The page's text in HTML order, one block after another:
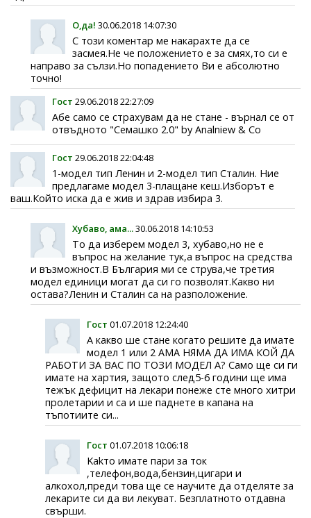
О,да! 30.06.2018 14:07:30
С този коментар ме накарахте да се
засмея.Не че положението е за смях,то си е
направо за сълзи.Но попадението Ви е абсолютно
точно!
Гост 29.06.2018 22:27:09
Абе само се страхувам да не стане - върнал се от
отвъдното "Семашко 2.0" by Analniew & Co
Гост 29.06.2018 22:04:48
1-модел тип Ленин и 2-модел тип Сталин. Ние
предлагаме модел 3-плащане кеш.Изборът е
ваш.Който иска да е жив и здрав избира 3.
Хубаво, ама...30.06.2018 14:10:53
То да изберем модел 3, хубаво,но не е
въпрос на желание тук,а въпрос на средства
и възможност.В България ми се струва,че третия
модел единици могат да си го позволят.Какво ни
остава?Ленин и Сталин са на разположение.
Гост 01.07.2018 12:24:40
А какво ше стане когато решите да имате
модел 1 или 2 АМА НЯМА ДА ИМА КОЙ ДА
РАБОТИ ЗА ВАС ПО ТОЗИ МОДЕЛ А? Само ще си ги
имате на хартия, защото след5-6 години ще има
тежък дефицит на лекари понеже сте много хитри
пролетарии и са и ше паднете в капана на
тъпотиите си...
Гост 01.07.2018 10:06:18
Kakто имате пари за ток
,телефон,вода,бензин,цигари и
алкохол,преди това ще се научите да отделяте за
лекарите си да ви лекуват. Безплатното отдавна
свърши.